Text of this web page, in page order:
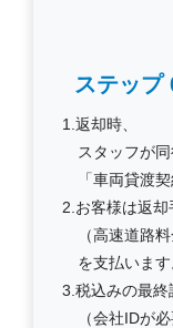
ステップ
1.返却時、
スタッフが
「車両貸渡
2.お客様は返
（高速道路
を支払います
3.税込みの最終
（会社IDが